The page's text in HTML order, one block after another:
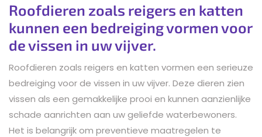
Roofdieren zoals reigers en katten
kunnen een bedreiging vormen voor
de vissen in uw vijver.
Roofdieren zoals reigers en katten vormen een serieuze
bedreiging voor de vissen in uw vijver. Deze dieren zien
vissen als een gemakkelijke prooi en kunnen aanzienlijke
schade aanrichten aan uw geliefde waterbewoners.
Het is belangrijk om preventieve maatregelen te